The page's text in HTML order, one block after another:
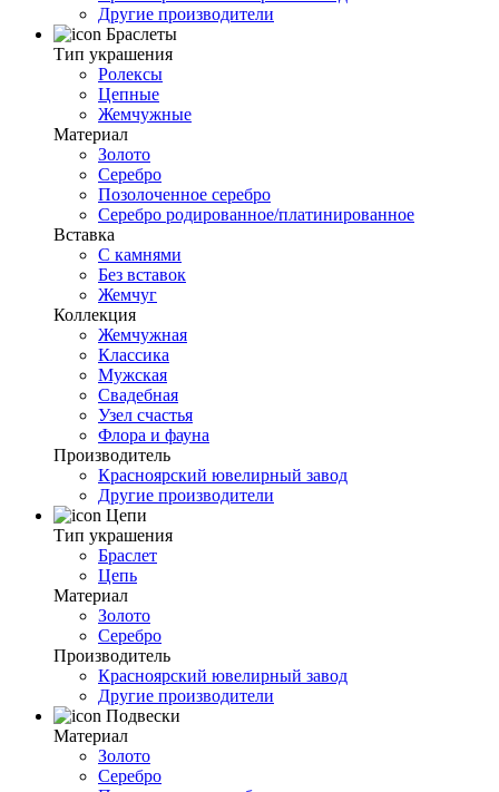
Другие производители
Браслеты
Тип украшения
Ролексы
Цепные
Жемчужные
Материал
Золото
Серебро
Позолоченное серебро
Серебро родированное/платинированное
Вставка
С камнями
Без вставок
Жемчуг
Коллекция
Жемчужная
Классика
Мужская
Свадебная
Узел счастья
Флора и фауна
Производитель
Красноярский ювелирный завод
Другие производители
Цепи
Тип украшения
Браслет
Цепь
Материал
Золото
Серебро
Производитель
Красноярский ювелирный завод
Другие производители
Подвески
Материал
Золото
Серебро